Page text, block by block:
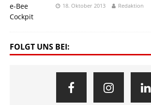
18. Oktober 2013 Redaktion
FOLGT UNS BEI: